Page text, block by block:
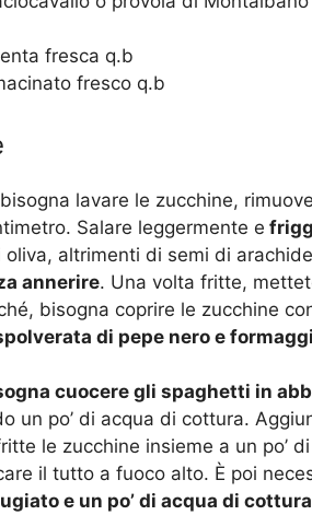
fresca q.b
fresco q.b
lavare le zucchine,
Salare leggermente e
altrimenti di semi di
annerire. Una volta fritte,
bisogna coprire le zucchine
di pepe nero e
cuocere gli spaghetti in
un po’ di acqua di cottura.
le zucchine insieme a un po’
il tutto a fuoco alto. È poi
e un po’ di acqua di cottura